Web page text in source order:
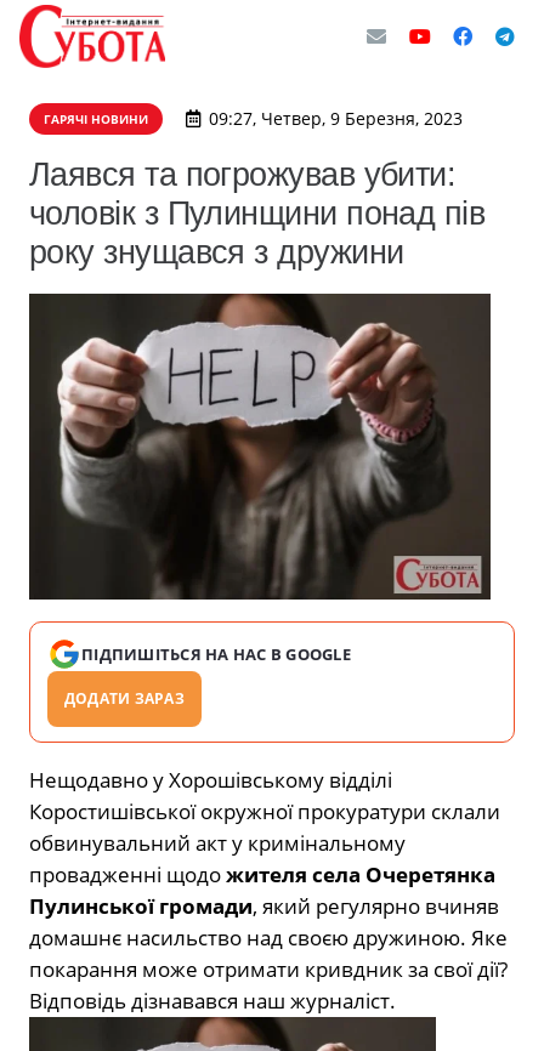
ГАРЯЧІ НОВИНИ 09:27, Четвер, 9 Березня, 2023
Лаявся та погрожував убити:
чоловік з Пулинщини понад пів
року знущався з дружини
ПІДПИШІТЬСЯ НА НАС В GOOGLE
ДОДАТИ ЗАРАЗ
Нещодавно у Хорошівському відділі
Коростишівської окружної прокуратури склали
обвинувальний акт у кримінальному
провадженні щодожителя села Очеретянка
Пулинської громади, який регулярно вчиняв
домашнє насильство над своєю дружиною. Яке
покарання може отримати кривдник за свої дії?
Відповідь дізнавався наш журналіст.